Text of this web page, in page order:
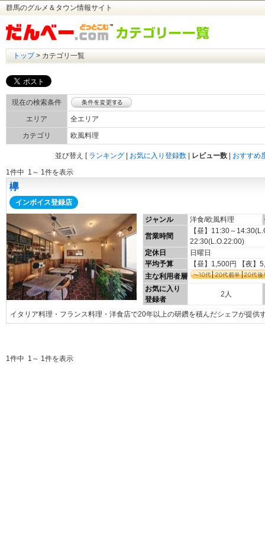
群馬のグルメ＆タウン情報サイト
トップ> カテゴリ一覧
現在の検索条件
エリア
全エリア
カテゴリ
欧風料理
おすすめ
レビュー数
お気に入り登録数
ランキング
[
並び替え
1件中 1～ 1件を表示
欅
インボイス登録店
ジャンル 洋食/欧風料理
営業時間
【昼】11:30～
22:30(L.O.22:00)
定休日
日曜日
平均予算
【昼】1,500円 【夜】
主な利用者層
お気に入り
登録者
2人
イタリア料理・フランス料理・洋食店で20年以上の研鑽を積んだシェフが提供
1件中 1～ 1件を表示